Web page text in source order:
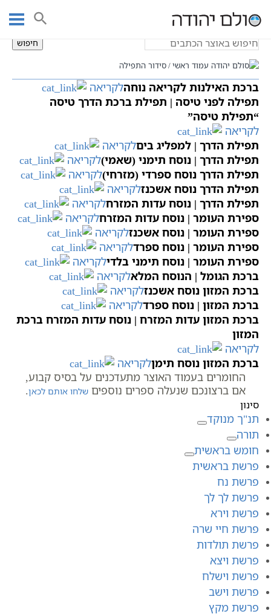
content
סידור התפילה
חיפוש
עמוד ראשי סידור התפילה
ברכת האילנות לקריאה נוחהלקריאה
תפילה לפני טיסה | תפילת ברכת הדרך טיסה
“תפילת טיסה”
לקריאה
תפילת הדרך | למפליג ביםלקריאה
תפילת הדרך | נוסח תימני (שאמי)לקריאה
תפילת הדרך נוסח ספרדי (מזרחי)לקריאה
תפילת הדרך נוסח אשכנזלקריאה
תפילת הדרך | נוסח עדות המזרחלקריאה
ספירת העומר | נוסח עדות המזרחלקריאה
ספירת העומר | נוסח אשכנזלקריאה
ספירת העומר | נוסח ספרדלקריאה
ספירת העומר | נוסח תימני בלדילקריאה
ברכת הגומל | הנוסח המלאלקריאה
ברכת המזון נוסח אשכנזלקריאה
ברכת המזון | נוסח ספרדלקריאה
ברכת המזון עדות המזרח | נוסח עדות המזרח ברכת
המזון
לקריאה
ברכת המזון נוסח תימןלקריאה
החומרים בעמוד האוצר מתעדכנים על בסיס קבוע,
אם ברצונכם שנעלה ספרים נוספים שלחו אותם לכאן.
סינון
תנ"ך מנוקד
תורה
חומש בראשית
פרשת בראשית
פרשת נח
פרשת לך לך
פרשת וירא
פרשת חיי שרה
פרשת תולדות
פרשת ויצא
פרשת וישלח
פרשת וישב
פרשת מקץ